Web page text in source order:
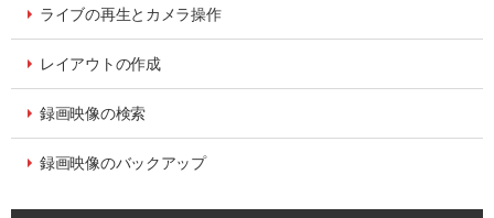
ライブの再生とカメラ操作
レイアウトの作成
録画映像の検索
録画映像のバックアップ